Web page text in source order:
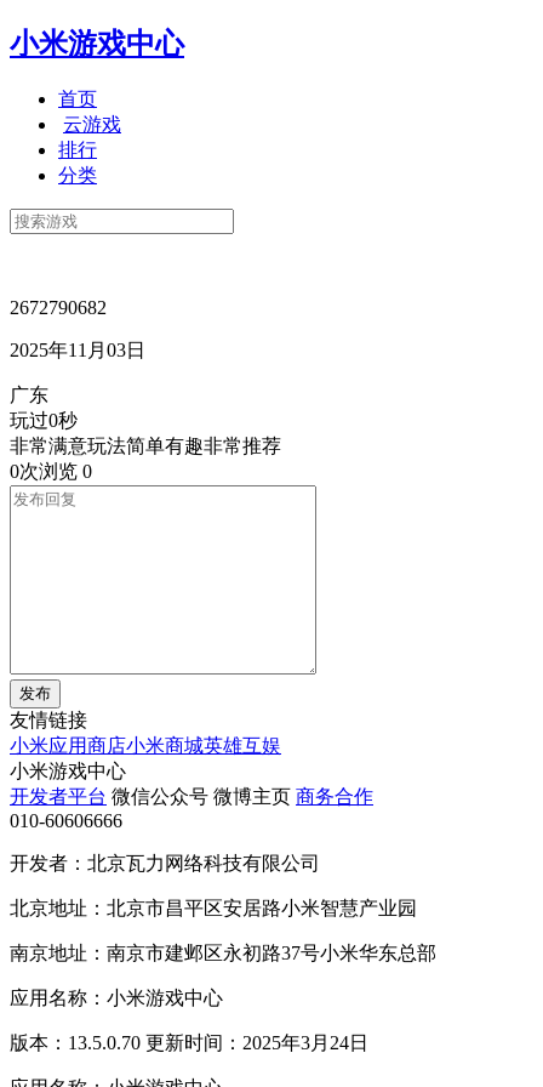
小米游戏中心
首页
云游戏
排行
分类
2672790682
2025年11月03日
广东
玩过0秒
非常满意玩法简单有趣非常推荐
0次浏览 0
发布
友情链接
小米应用商店小米商城英雄互娱
小米游戏中心
开发者平台 微信公众号 微博主页 商务合作
010-60606666
开发者：北京瓦力网络科技有限公司
北京地址：北京市昌平区安居路小米智慧产业园
南京地址：南京市建邺区永初路37号小米华东总部
应用名称：小米游戏中心
版本：13.5.0.70 更新时间：2025年3月24日